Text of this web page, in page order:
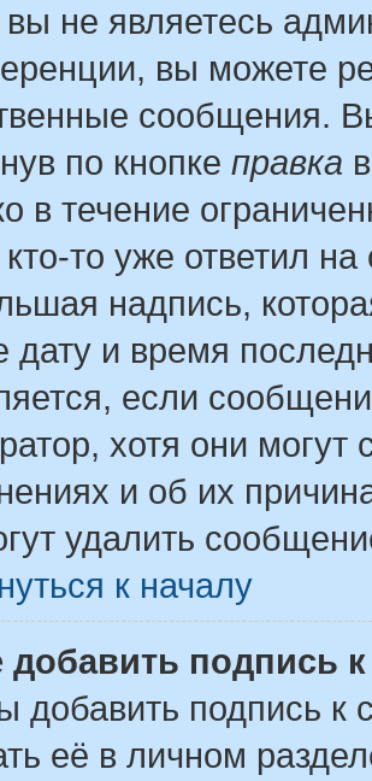
не являетесь
вы можете
сообщения.
по кнопке правка
в течение
то уже ответил
надпись,
дату и время
если
хотя они
и об их
удалить
к началу
добавить подпись
добавить подпись
её в личном